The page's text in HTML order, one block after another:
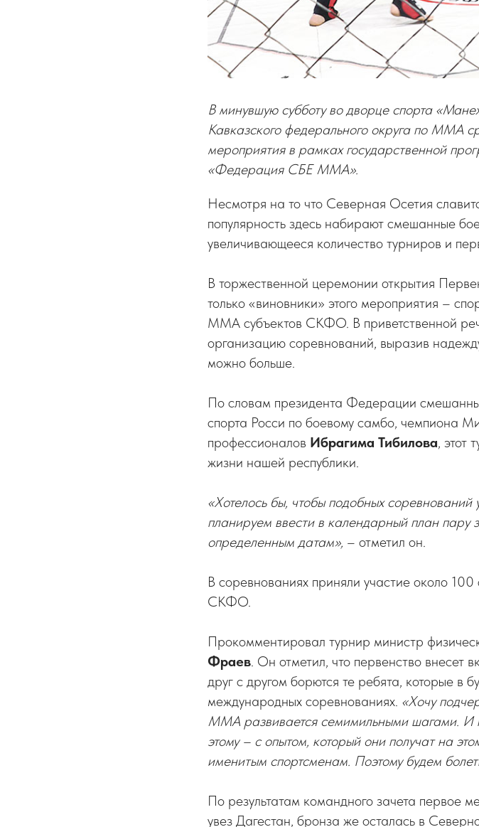
В минувшую субботу во дворце спорта
Кавказского федерального округа по ММА
мероприятия в рамках государственной
«Федерация СБЕ ММА».
Несмотря на то что Северная Осетия
популярность здесь набирают смешанные
увеличивающееся количество турниров и
В торжественной церемонии открытия
только «виновники» этого мероприятия –
ММА субъектов СКФО. В приветственной
организацию соревнований, выразив
можно больше.
По словам президента Федерации
спорта Росси по боевому самбо, чемпиона
профессионалов Ибрагима Тибилова, этот
жизни нашей республики.
«Хотелось бы, чтобы подобных
планируем ввести в календарный план пару
определенным датам», – отметил он.
В соревнованиях приняли участие около
СКФО.
Прокомментировал турнир министр
Фраев. Он отметил, что первенство внесет
друг с другом борются те ребята, которые в
международных соревнованиях. «Хочу
ММА развивается семимильными шагами. И
этому – с опытом, который они получат на
именитым спортсменам. Поэтому будем
По результатам командного зачета первое
увез Дагестан, бронза же осталась в